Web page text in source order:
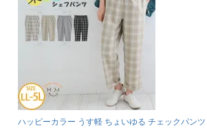
ハッピーカラー うす軽 ちょいゆる チェックパンツ